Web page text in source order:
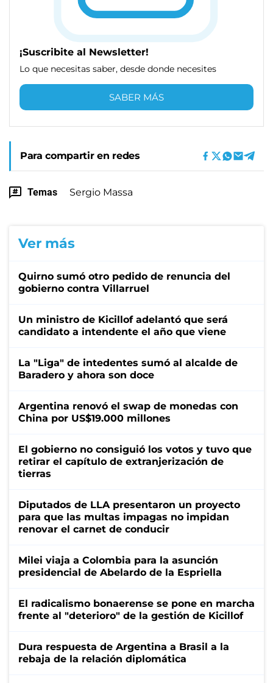
¡Suscribite al Newsletter!
Lo que necesitas saber, desde donde necesites
SABER MÁS
Para compartir en redes
Temas Sergio Massa
Ver más
Quirno sumó otro pedido de renuncia del
gobierno contra Villarruel
Un ministro de Kicillof adelantó que será
candidato a intendente el año que viene
La "Liga" de intedentes sumó al alcalde de
Baradero y ahora son doce
Argentina renovó el swap de monedas con
China por US$19.000 millones
El gobierno no consiguió los votos y tuvo que
retirar el capítulo de extranjerización de
tierras
Diputados de LLA presentaron un proyecto
para que las multas impagas no impidan
renovar el carnet de conducir
Milei viaja a Colombia para la asunción
presidencial de Abelardo de la Espriella
El radicalismo bonaerense se pone en marcha
frente al "deterioro" de la gestión de Kicillof
Dura respuesta de Argentina a Brasil a la
rebaja de la relación diplomática